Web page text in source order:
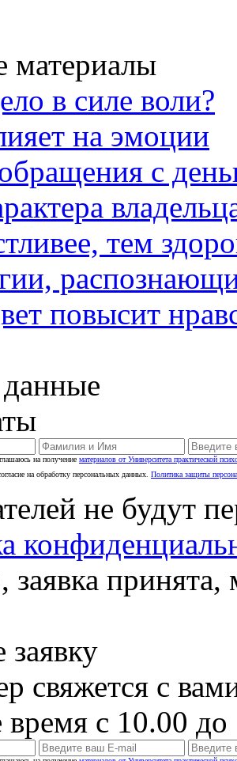
материалы
в силе воли?
на эмоции
с
тем
повысит
на получение материалов от Университета практической
на обработку персональных данных. Политика защиты
не будут
заявка
заявку
свяжется с
время с 10.00